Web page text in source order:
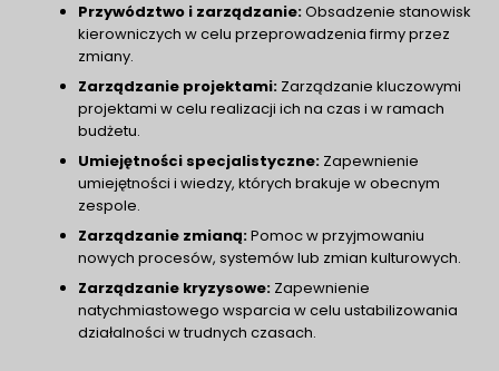
Przywództwo i zarządzanie:Obsadzenie stanowisk
kierowniczych w celu przeprowadzenia firmy przez
zmiany.
Zarządzanie projektami: Zarządzanie kluczowymi
projektami w celu realizacji ich na czas i w ramach
budżetu.
Umiejętności specjalistyczne: Zapewnienie
umiejętności i wiedzy, których brakuje w obecnym
zespole.
Zarządzanie zmianą:Pomoc w przyjmowaniu
nowych procesów, systemów lub zmian kulturowych.
Zarządzanie kryzysowe: Zapewnienie
natychmiastowego wsparcia w celu ustabilizowania
działalności w trudnych czasach.